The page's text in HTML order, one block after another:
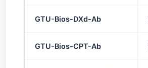
GTU-Bios-DXd-Ab
GTU-Bios-CPT-Ab